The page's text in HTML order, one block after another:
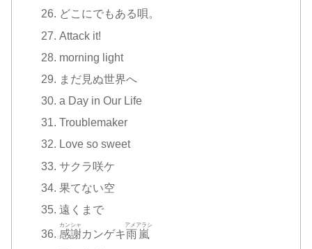
どこにでもある唄。
Attack it!
morning light
まだ見ぬ世界へ
a Day in Our Life
Troublemaker
Love so sweet
サクラ咲ケ
果てない空
遠くまで
感謝
カンシャ
カンゲキ雨嵐
アメアラシ